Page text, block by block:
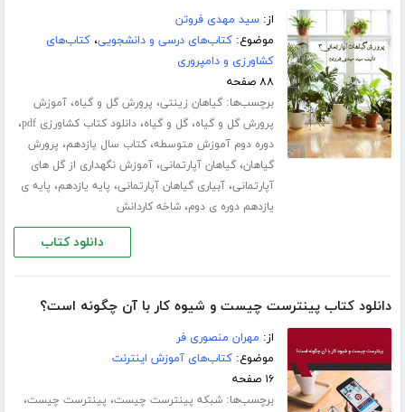
از:سید مهدی فروتن
موضوع:کتاب‌های درسی و دانشجویی،کتاب‌های
کشاورزی و دامپروری
۸۸ صفحه
برچسب‌ها:گیاهان زینتی، پرورش گل و گیاه،آموزش
پرورش گل و گیاه،گل و گیاه،دانلود کتاب کشاورزی pdf ،
دوره دوم آموزش متوسطه،کتاب سال یازدهم، پرورش
گیاهان،گیاهان آپارتمانی،آموزش نگهداری از گل های
آپارتمانی،آبیاری گیاهان آپارتمانی، پایه یازدهم، پایه ی
یازدهم دوره ی دوم،شاخه کاردانش
دانلود کتاب
دانلود کتاب پینترست چیست و شیوه کار با آن چگونه است؟
از: مهران منصوری فر
موضوع:کتاب‌های آموزش اینترنت
۱۶ صفحه
برچسب‌ها:شبکه پینترست چیست، پینترست چیست،